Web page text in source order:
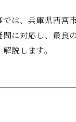
は、兵庫県西宮
に対応し、最良
説します。